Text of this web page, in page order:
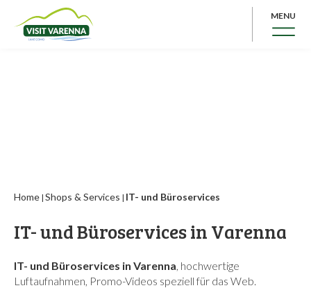
MENU
Home | Shops & Services | IT- und Büroservices
IT- und Büroservices in Varenna
IT- und Büroservices in Varenna, hochwertige
Luftaufnahmen, Promo-Videos speziell für das Web.